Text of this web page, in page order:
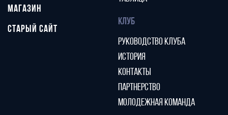
МАГАЗИН
СТАРЫЙ САЙТ
КЛУБ
РУКОВОДСТВО КЛУБА
ИСТОРИЯ
КОНТАКТЫ
ПАРТНЕРСТВО
МОЛОДЕЖНАЯ КОМАНДА